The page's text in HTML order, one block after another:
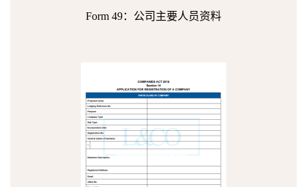
Form 49：公司主要人员资料